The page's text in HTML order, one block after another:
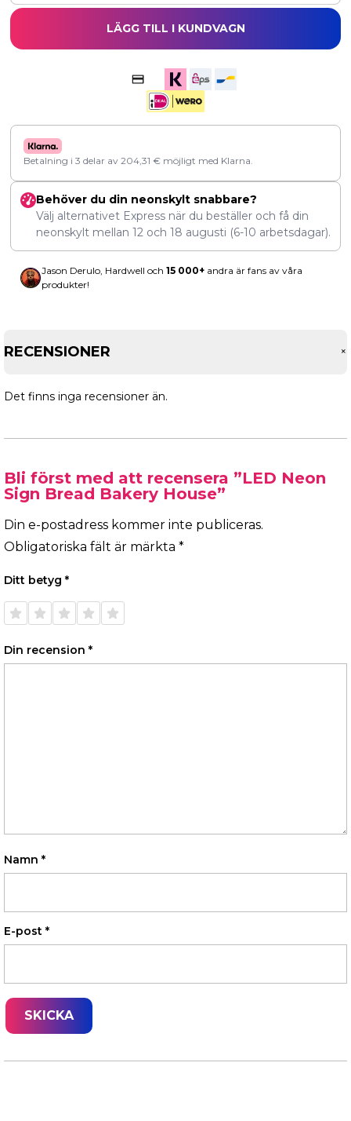
LÄGG TILL I KUNDVAGN
Betalning i 3 delar av 204,31 € möjligt med Klarna.
Behöver du din neonskylt snabbare?
Välj alternativet Express när du beställer och få din
neonskylt mellan 12 och 18 augusti (6-10 arbetsdagar).
Jason Derulo, Hardwell och 15 000+ andra är fans av våra
produkter!
RECENSIONER +
Det finns inga recensioner än.
Bli först med att recensera ”LED Neon
Sign Bread Bakery House”
Din e-postadress kommer inte publiceras.
Obligatoriska fält är märkta *
Ditt betyg *
1 av 5
stjärnor
2 av 5
stjärnor
3 av 5
stjärnor
4 av 5
stjärnor
5 av 5
stjärnor
Din recension *
Namn *
E-post *